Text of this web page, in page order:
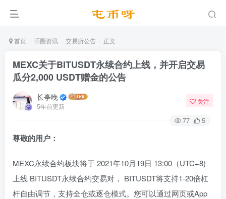
首页 币圈资讯 交易所公告 正文
MEXC关于BITUSDT永续合约上线，并开启交易
瓜分2,000 USDT赠金的公告
长亭晚
5年前更新
关注
77 5
尊敬的用户：
MEXC永续合约板块将于 2021年10月19日 13:00（UTC+8)
上线 BITUSDT永续合约交易对， BITUSDT将支持1-20倍杠
杆自由调节，支持全仓或逐仓模式。您可以通过网页或App